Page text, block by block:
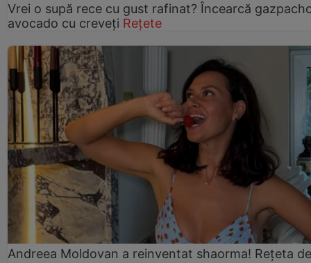
Vrei o supă rece cu gust rafinat? Încearcă
avocado cu creveți Rețete
Andreea Moldovan a reinventat shaorma! Rețeta de